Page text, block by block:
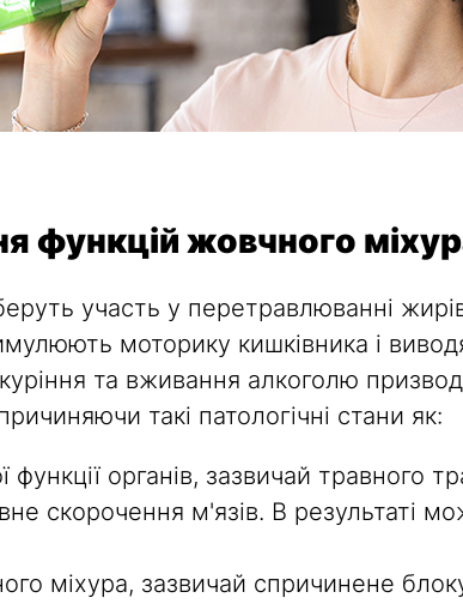
функцій жовчного
участь у перетравлюванні
моторику кишківника і
та вживання алкоголю
такі патологічні стани як:
органів, зазвичай травного
скорочення м'язів. В результаті
міхура, зазвичай спричинене